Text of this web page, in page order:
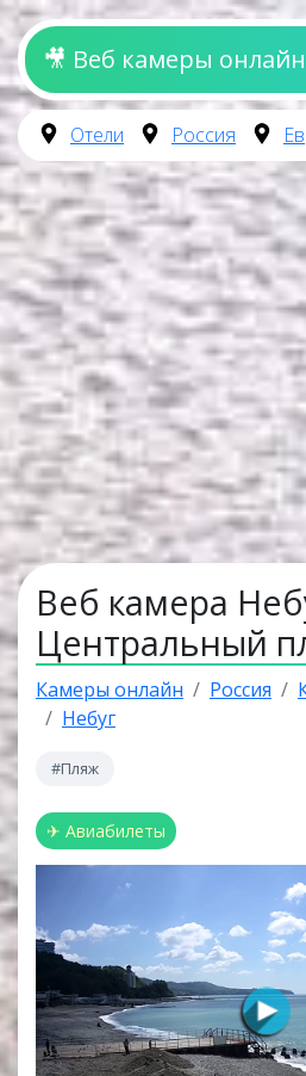
🎥 Веб камеры онлайн
Отели Россия
Веб камера
Центральный
Камеры онлайн Россия
Небуг
#Пляж
✈ Авиабилеты